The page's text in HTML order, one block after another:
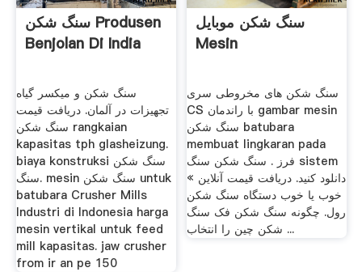
سنگ شکن Produsen
Benjolan Di India
سنگ شکن و میکسر گیاه
تجهیزات در آلمان. دریافت قیمت
سنگ شکن rangkaian
kapasitas tph glasheizung.
biaya konstruksi سنگ شکن
سنگ. mesin سنگ شکن untuk
batubara Crusher Mills
Industri di Indonesia harga
mesin vertikal untuk feed
mill kapasitas. jaw crusher
from ir an pe 150
سنگ شکن موبایل
Mesin
سنگ شکن های مخروطی سری
CS با راندمان gambar mesin
سنگ شکن batubara
membuat lingkaran pada
فرز . سنگ شکن سنگ sistem
دانلود کنید. دریافت قیمت آنلاین »
خوب یا خوب دستگاه سنگ شکن
رول. چگونه سنگ شکن فک سنگ
شکن چین را انتخاب ...